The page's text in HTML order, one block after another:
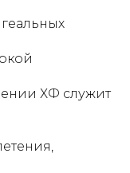
ХФ служит